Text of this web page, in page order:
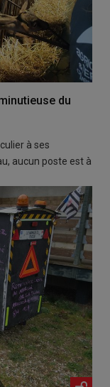
du
à ses
aucun poste est à